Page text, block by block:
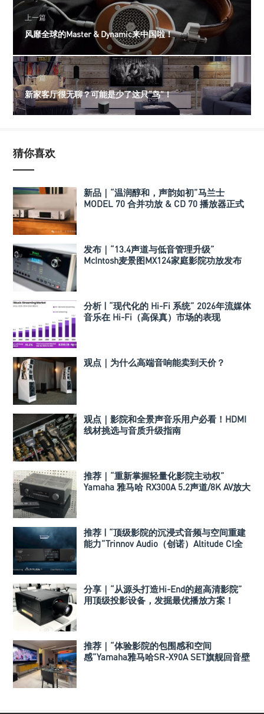
上一篇
风靡全球的Master & Dynamic来中国啦！
下一篇
新家客厅很无聊？可能是少了这只“鸟”！
猜你喜欢
新品｜“温润醇和，声韵如初”马兰士
MODEL 70 合并功放 & CD 70 播放器正式
发布｜“13.4声道与低音管理升级”
McIntosh麦景图MX124家庭影院功放发布
分析 | “现代化的 Hi-Fi 系统” 2026年流媒体
音乐在 Hi-Fi（高保真）市场的表现
观点｜为什么高端音响能卖到天价？
观点｜影院和全景声音乐用户必看！HDMI
线材挑选与音质升级指南
推荐｜“重新掌握轻量化影院主动权”
Yamaha 雅马哈 RX300A 5.2声道/8K AV放大
推荐 | “顶级影院的沉浸式音频与空间重建
能力”Trinnov Audio（创诺）Altitude CI全
分享｜“从源头打造Hi-End的超高清影院”
用顶级投影设备，发掘最优播放方案！
推荐｜“体验影院的包围感和空间
感”Yamaha雅马哈SR-X90A SET旗舰回音壁